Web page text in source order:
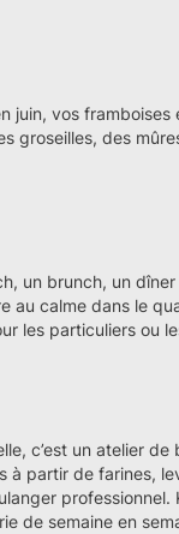
juin, vos framboises
groseilles, des
un brunch, un
au calme dans le
les particuliers ou
c’est un atelier de
partir de farines,
professionnel.
de semaine en